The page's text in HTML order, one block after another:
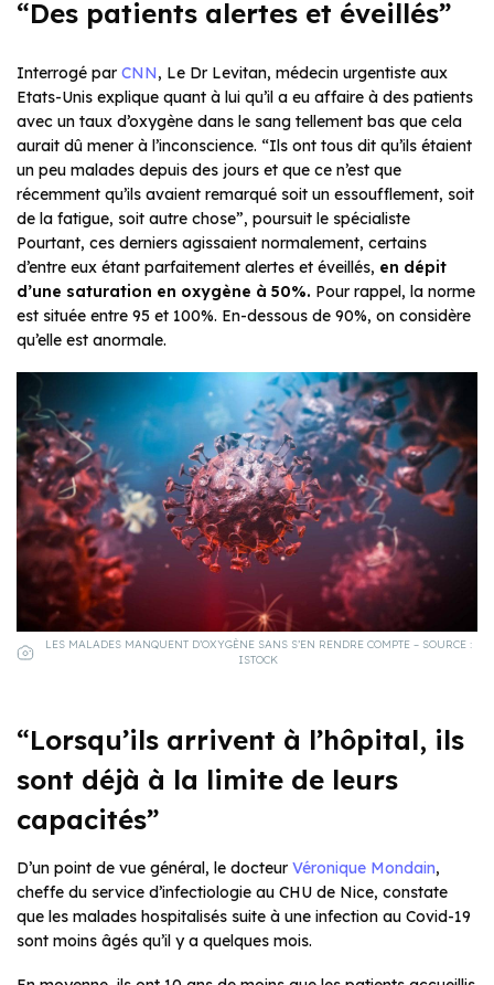
“Des patients alertes et éveillés”
Interrogé par CNN, Le Dr Levitan, médecin urgentiste aux
Etats-Unis explique quant à lui qu’il a eu affaire à des patients
avec un taux d’oxygène dans le sang tellement bas que cela
aurait dû mener à l’inconscience. “Ils ont tous dit qu’ils étaient
un peu malades depuis des jours et que ce n’est que
récemment qu’ils avaient remarqué soit un essoufflement, soit
de la fatigue, soit autre chose”, poursuit le spécialiste
Pourtant, ces derniers agissaient normalement, certains
d’entre eux étant parfaitement alertes et éveillés, en dépit
d’une saturation en oxygène à 50%. Pour rappel, la norme
est située entre 95 et 100%. En-dessous de 90%, on considère
qu’elle est anormale.
LES MALADES MANQUENT D’OXYGÈNE SANS S’EN RENDRE COMPTE – SOURCE :
ISTOCK
“Lorsqu’ils arrivent à l’hôpital, ils
sont déjà à la limite de leurs
capacités”
D’un point de vue général, le docteur Véronique Mondain,
cheffe du service d’infectiologie au CHU de Nice, constate
que les malades hospitalisés suite à une infection au Covid-19
sont moins âgés qu’il y a quelques mois.